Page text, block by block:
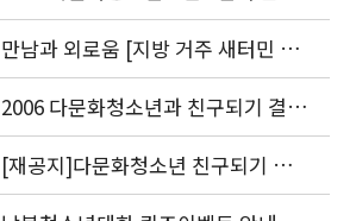
래" 개최 안내
만남과 외로움 [지방 거주 새터민 청
소년의 적응과 과제] 세미나.
2006 다문화청소년과 친구되기 결과
발표 안내
[재공지]다문화청소년 친구되기 공
모전 결과발표 연기 안내